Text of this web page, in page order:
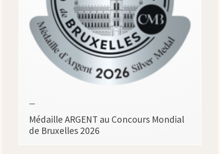
—
Médaille ARGENT au Concours Mondial
de Bruxelles 2026